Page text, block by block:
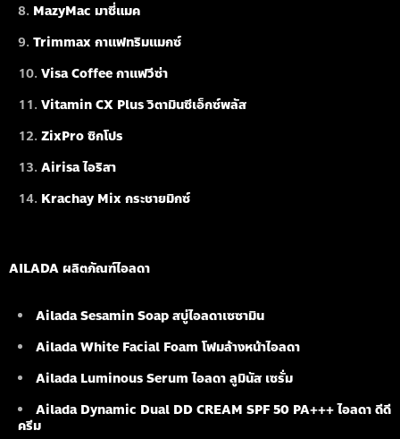
MazyMac มาซี่แมค
Trimmax กาแฟทริมแมกซ์
Visa Coffee กาแฟวีซ่า
Vitamin CX Plus วิตามินซีเอ็กซ์พลัส
ZixPro ซิกโปร
Airisa ไอริสา
Krachay Mix กระชายมิกซ์
AILADA ผลิตภัณฑ์ไอลดา
Ailada Sesamin Soapสบู่ไอลดาเซซามิน
Ailada White Facial Foamโฟมล้างหน้าไอลดา
Ailada Luminous Serumไอลดา ลูมินัส เซรั่ม
Ailada Dynamic Dual DD CREAM SPF 50 PA+++ ไอลดา ดีดี
ครีม